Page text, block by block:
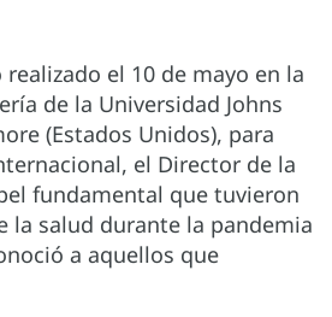
el 10 de mayo en la
de la Universidad Johns
(Estados Unidos), para
el Director de la
fundamental que tuvieron
la salud durante la pandemia
a aquellos que